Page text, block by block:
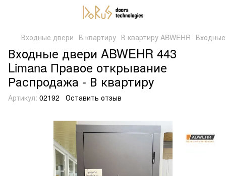
Входные двери В квартиру В квартиру ABWEHR
Входные двери ABWEHR 443
Limana Правое открывание
Распродажа - В квартиру
Артикул: 02192 Оставить отзыв